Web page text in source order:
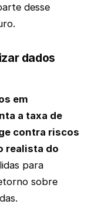
desse
dados
em
a taxa de
contra riscos
realista do
para
sobre